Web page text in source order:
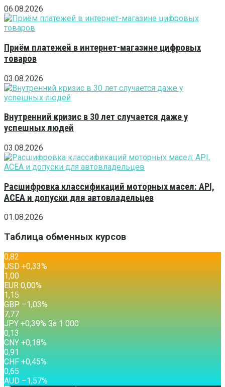
06.08.2026
Приём платежей в интернет-магазине цифровых
товаров
03.08.2026
Внутренний кризис в 30 лет случается даже у
успешных людей
03.08.2026
Расшифровка классификаций моторных масел: API,
ACEA и допуски для автовладельцев
01.08.2026
Таблица обменных курсов
0,82
USD +0,33%
1,00
EUR 0,00%
1,15
GBP –1,03%
7,77
JPY +0,39% За 1 000
0,13
CNY +0,18%
0,91
CHF +0,45%
0,65
AUD –1,57%